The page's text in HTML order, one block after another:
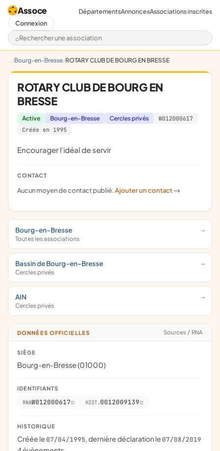
Assoce
Rechercher une association
DépartementsAnnoncesAssociations inscrites
Connexion
Bourg-en-Bresse ROTARY CLUB DE BOURG EN BRESSE
ROTARY CLUB DE BOURG EN
BRESSE
Active Bourg-en-Bresse Cercles privés
W012000617
Créée en 1995
encourager l'idéal de servir
CONTACT
Aucun moyen de contact publié.Ajouter un contact ->
Bourg-en-Bresse
Toutes les associations
Bassin de Bourg-en-Bresse
Cercles privés
AIN
Cercles privés
DONNÉES OFFICIELLES Sources / RNA
SIÈGE
Bourg-en-Bresse (01000)
IDENTIFIANTS
RNAW012000617 HIST. 0012009139
HISTORIQUE
Créée le 07/04/1995, dernière déclaration le 07/08/2019